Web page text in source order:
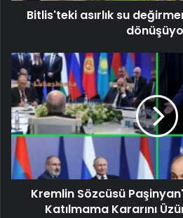
Bitlis'teki asırlık su
Kremlin Sözcüsü
Katılmama Kararını